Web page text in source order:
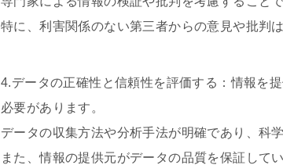
特に、利害関係のない第三者からの意見や批判
4.データの正確性と信頼性を評価する：情報を
必要があります。
データの収集方法や分析手法が明確であり、科
また、情報の提供元がデータの品質を保証して